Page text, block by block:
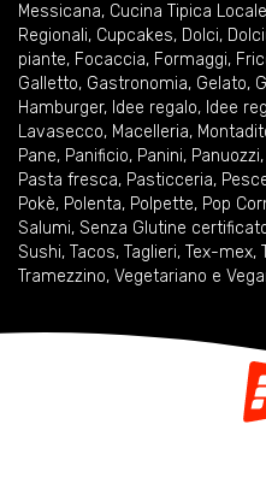
Messicana, Cucina Tipica Locale
Regionali, Cupcakes, Dolci,
piante, Focaccia, Formaggi,
Galletto, Gastronomia, Gelato,
Hamburger, Idee regalo, Idee
Lavasecco, Macelleria,
Pane, Panificio, Panini,
Pasta fresca, Pasticceria,
Pokè, Polenta, Polpette, Pop
Salumi, Senza Glutine
Sushi, Tacos, Taglieri, Tex-mex,
Tramezzino, Vegetariano e